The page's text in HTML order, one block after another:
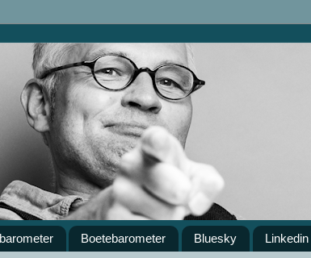
Boetebarometer Bluesky Linkedin